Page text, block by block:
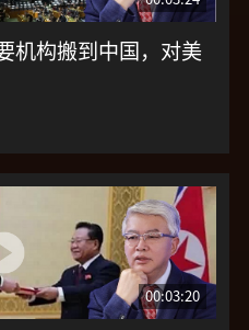
机构搬到中国，对美
00:03:20